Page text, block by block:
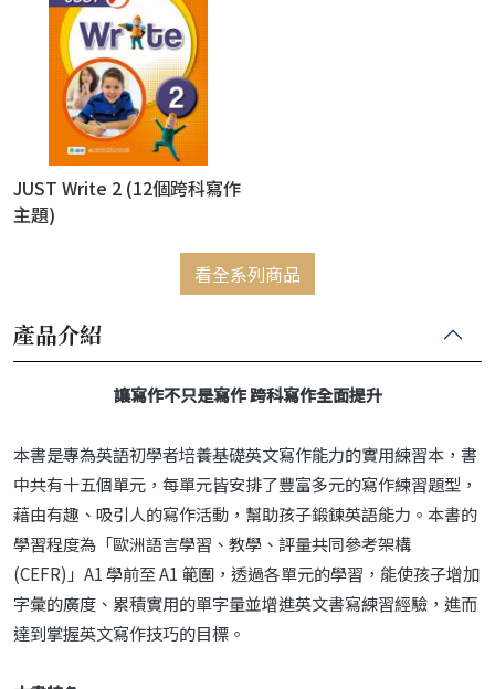
JUST Write 2 (12個跨科寫作
主題)
看全系列商品
產品介紹
讓寫作不只是寫作 跨科寫作全面提升
本書是專為英語初學者培養基礎英文寫作能力的實用練習本，書
中共有十五個單元，每單元皆安排了豐富多元的寫作練習題型，
藉由有趣、吸引人的寫作活動，幫助孩子鍛鍊英語能力。本書的
學習程度為「歐洲語言學習、教學、評量共同參考架構
(CEFR)」A1 學前至 A1 範圍，透過各單元的學習，能使孩子增加
字彙的廣度、累積實用的單字量並增進英文書寫練習經驗，進而
達到掌握英文寫作技巧的目標。